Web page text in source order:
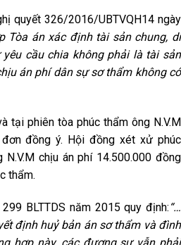
quyết 326/2016/UBTVQH14 ngày
Tòa án xác định tài sản chung, di
cầu chia không phải là tài sản
án phí dân sự sơ thẩm không có
tại phiên tòa phúc thẩm ông N.V.M
đồng ý. Hội đồng xét xử phúc
chịu án phí 14.500.000 đồng
thẩm.
BLTTDS năm 2015 quy định: “…
định huỷ bản án sơ thẩm và đình
hợp này, các đương sự vẫn phải